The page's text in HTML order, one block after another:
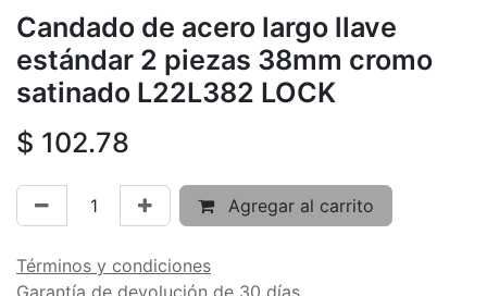
Candado de acero largo llave
estándar 2 piezas 38mm cromo
satinado L22L382 LOCK
$ 102.78
Agregar al carrito
Términos y condiciones
Garantía de devolución de 30 días